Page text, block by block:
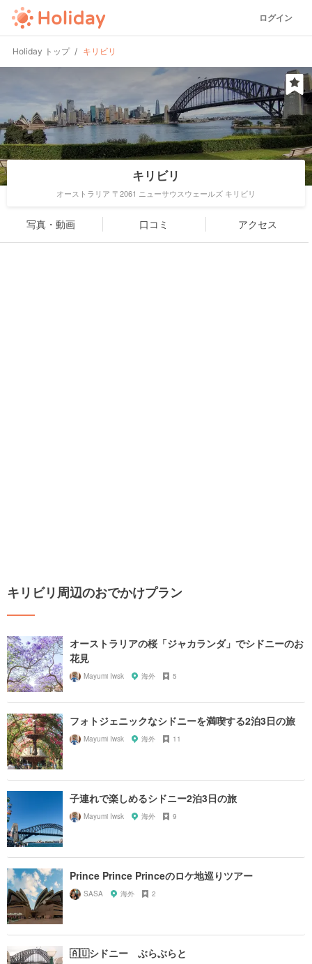
ログイン
Holiday トップ キリビリ
キリビリ
オーストラリア 〒2061 ニューサウスウェールズ キリビリ
写真・動画 口コミ アクセス
キリビリ周辺のおでかけプラン
オーストラリアの桜「ジャカランダ」でシドニーのお
花見
Mayumi Iwsk 海外 5
フォトジェニックなシドニーを満喫する2泊3日の旅
Mayumi Iwsk 海外 11
子連れで楽しめるシドニー2泊3日の旅
Mayumi Iwsk 海外 9
Prince Prince Princeのロケ地巡りツアー
SASA 海外 2
🇦🇺シドニー ぶらぶらと